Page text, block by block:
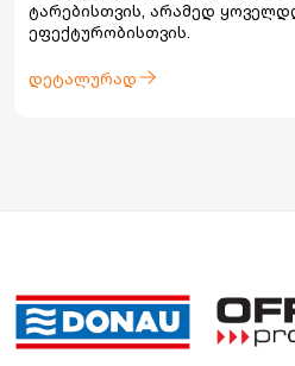
ტარებისთვის, არამედ
ეფექტურობისთვის.
დეტალურად